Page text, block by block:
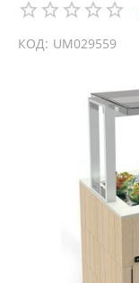
КОД: UM029559